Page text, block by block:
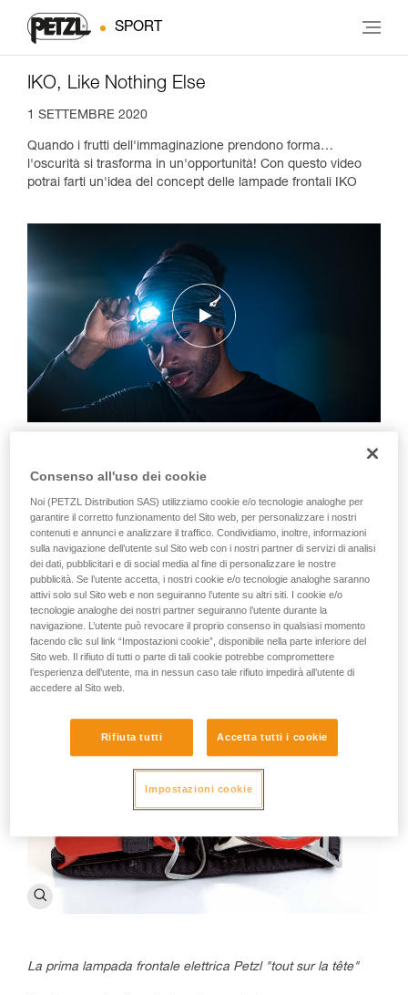
SPORT
IKO, Like Nothing Else
1 SETTEMBRE 2020
Quando i frutti dell'immaginazione prendono forma…
l'oscurità si trasforma in un'opportunità! Con questo video
potrai farti un'idea del concept delle lampade frontali IKO
decenni
È passato molto tempo dai primi anni '70 e dalla prima
lampada Petzl "tout sur la tête", la prima che poteva essere
effettivamente portata sulla testa e che consentiva di avere
le mani libere. E indovinate quale è stata la prima fascia?
Una giarrettiera comprata al mercato… Davvero! Quelle
prime frontali hanno rappresentato l'origine dell'intera
gamma di lampade che è poi seguita. L'obiettivo, nel corso
degli anni, è sempre stato quello di garantire la migliore
visibilità in un ambiente buio all'utente, al campeggiatore,
allo sportivo.
La prima lampada frontale elettrica Petzl "tout sur la tête"
Consenso all'uso dei cookie
Noi (PETZL Distribution SAS) utilizziamo cookie e/o tecnologie analoghe per
garantire il corretto funzionamento del Sito web, per personalizzare i nostri
contenuti e annunci e analizzare il traffico. Condividiamo, inoltre, informazioni
sulla navigazione dell’utente sul Sito web con i nostri partner di servizi di analisi
dei dati, pubblicitari e di social media al fine di personalizzare le nostre
pubblicità. Se l’utente accetta, i nostri cookie e/o tecnologie analoghe saranno
attivi solo sul Sito web e non seguiranno l’utente su altri siti. I cookie e/o
tecnologie analoghe dei nostri partner seguiranno l’utente durante la
navigazione. L’utente può revocare il proprio consenso in qualsiasi momento
facendo clic sul link “Impostazioni cookie”, disponibile nella parte inferiore del
Sito web. Il rifiuto di tutti o parte di tali cookie potrebbe compromettere
l’esperienza dell’utente, ma in nessun caso tale rifiuto impedirà all’utente di
accedere al Sito web.
Rifiuta tutti Accetta tutti i cookie
Impostazioni cookie